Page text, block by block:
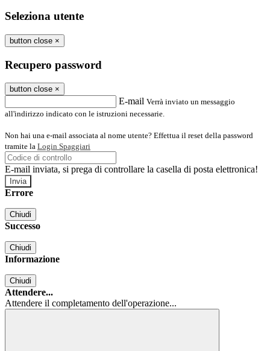
Seleziona utente
button close ×
Recupero password
button close ×
E-mail Verrà inviato un messaggio
all'indirizzo indicato con le istruzioni necessarie.
Non hai una e-mail associata al nome utente? Effettua il reset della password
tramite la Login Spaggiari
E-mail inviata, si prega di controllare la casella di posta elettronica!
Errore
Chiudi
Successo
Chiudi
Informazione
Chiudi
Attendere...
Attendere il completamento dell'operazione...